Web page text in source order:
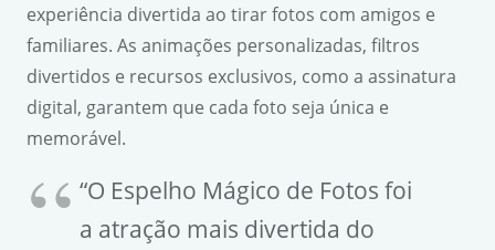
experiência divertida ao tirar fotos com amigos e
familiares. As animações personalizadas, filtros
divertidos e recursos exclusivos, como a assinatura
digital, garantem que cada foto seja única e
memorável.
“O Espelho Mágico de Fotos foi
a atração mais divertida do